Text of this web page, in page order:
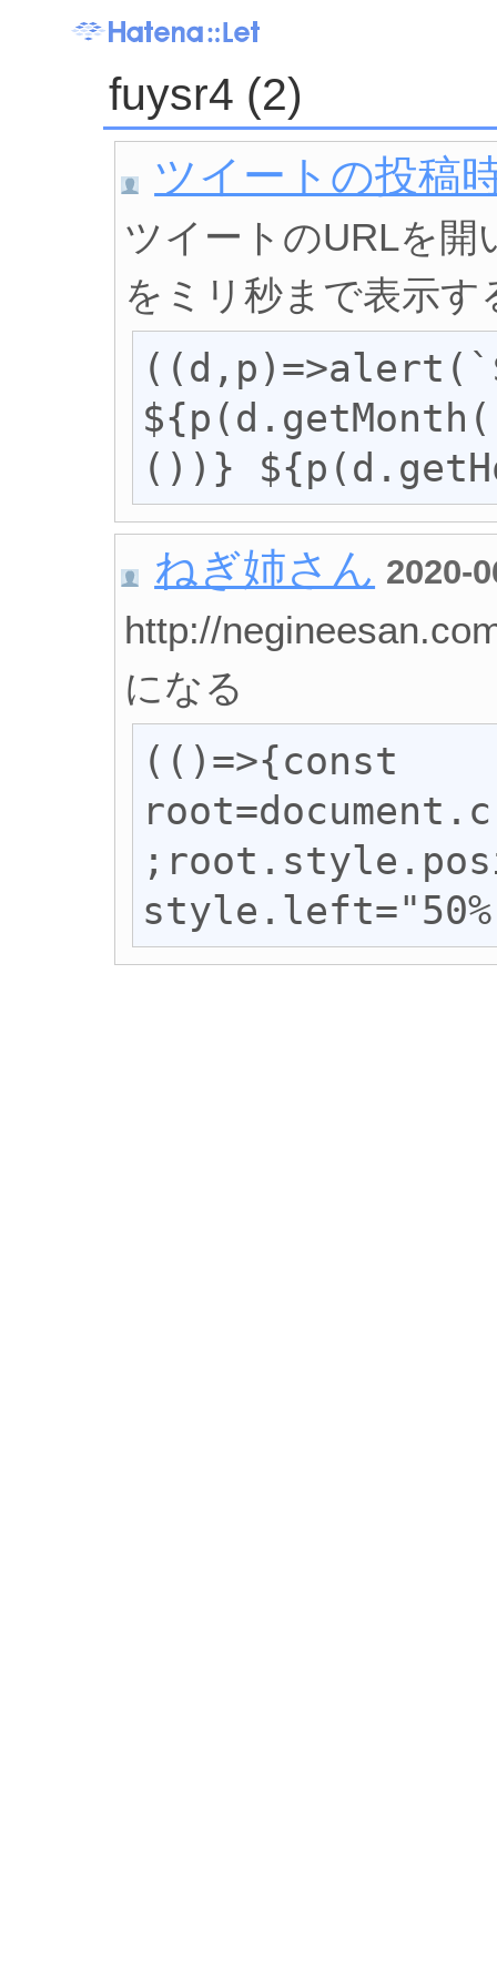
fuysr4 (2)
ツイートの投稿
ツイートのURLを開
をミリ秒まで表示す
())}
ねぎ姉さん 2020-
http://
になる
(()=>{const